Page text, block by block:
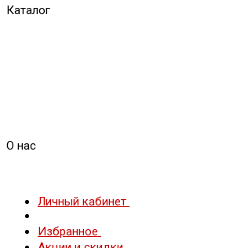
Каталог
О нас
Личный кабинет
Избранное